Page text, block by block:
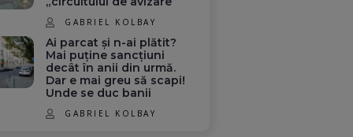
GABRIEL KOLBAY
Ai parcat și n-ai plătit?
Mai puține sancțiuni
decât în anii din urmă.
Dar e mai greu să scapi!
Unde se duc banii
GABRIEL KOLBAY